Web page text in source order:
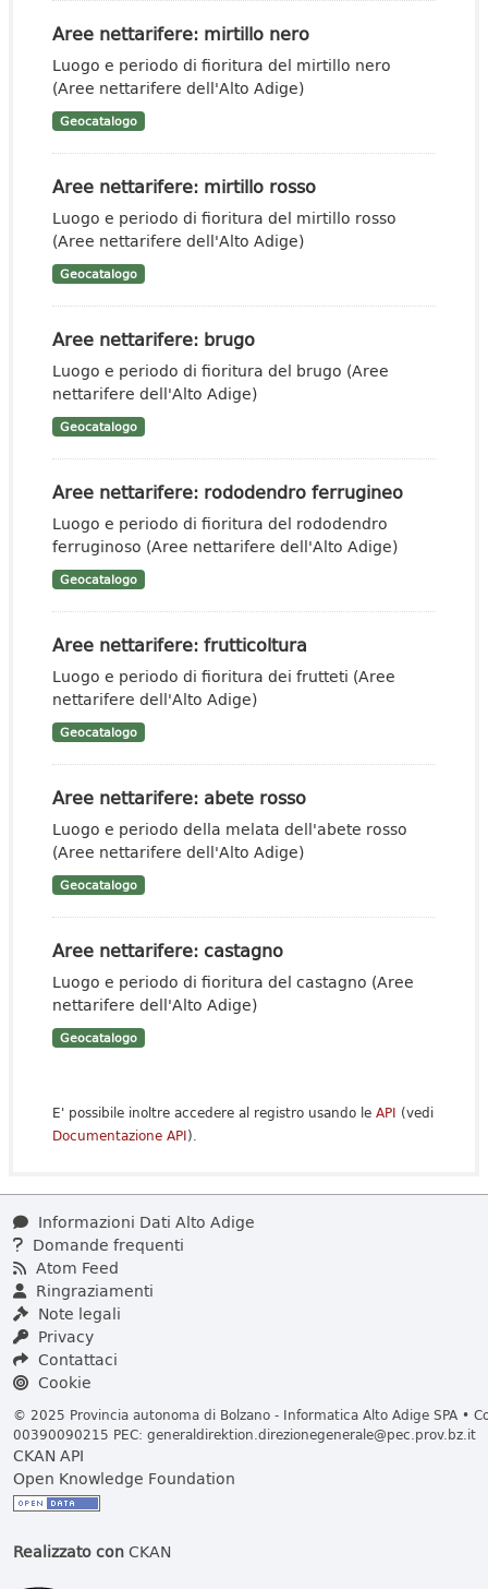
Aree nettarifere: mirtillo nero
Luogo e periodo di fioritura del mirtillo nero
(Aree nettarifere dell'Alto Adige)
Geocatalogo
Aree nettarifere: mirtillo rosso
Luogo e periodo di fioritura del mirtillo rosso
(Aree nettarifere dell'Alto Adige)
Geocatalogo
Aree nettarifere: brugo
Luogo e periodo di fioritura del brugo (Aree
nettarifere dell'Alto Adige)
Geocatalogo
Aree nettarifere: rododendro ferrugineo
Luogo e periodo di fioritura del rododendro
ferruginoso (Aree nettarifere dell'Alto Adige)
Geocatalogo
Aree nettarifere: frutticoltura
Luogo e periodo di fioritura dei frutteti (Aree
nettarifere dell'Alto Adige)
Geocatalogo
Aree nettarifere: abete rosso
Luogo e periodo della melata dell'abete rosso
(Aree nettarifere dell'Alto Adige)
Geocatalogo
Aree nettarifere: castagno
Luogo e periodo di fioritura del castagno (Aree
nettarifere dell'Alto Adige)
Geocatalogo
E' possibile inoltre accedere al registro usando le API (vedi
Documentazione API).
Informazioni Dati Alto Adige
Domande frequenti
Atom Feed
Ringraziamenti
Note legali
Privacy
Contattaci
Cookie
© 2025 Provincia autonoma di Bolzano - Informatica Alto Adige SPA •
00390090215 PEC: generaldirektion.direzionegenerale@pec.prov.bz.it
CKAN API
Open Knowledge Foundation
Realizzato conCKAN